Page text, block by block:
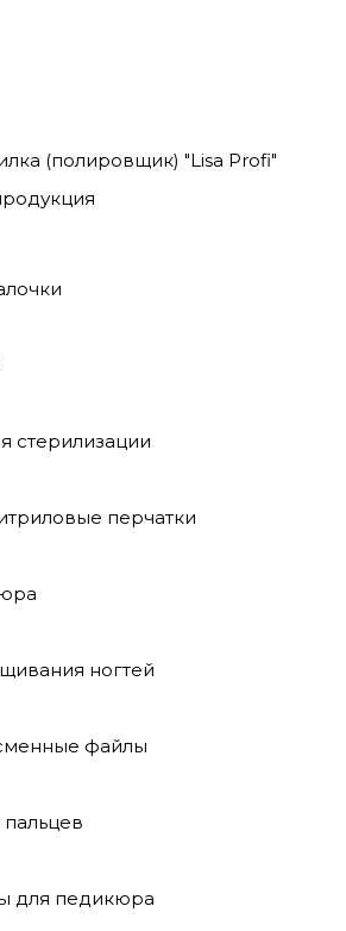
(полировщик) "Lisa Profi"
стерилизации
перчатки
ногтей
файлы
для педикюра